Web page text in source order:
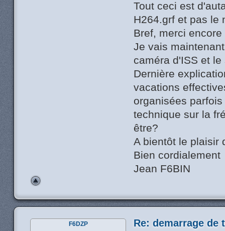
Tout ceci est
H264.grf et pas le
Bref, merci
Je vais
caméra d'ISS et
Dernière
vacations
organisées
technique sur la
être?
A bientôt le plaisir
Bien cordialement
Jean F6BIN
Re: demarrage de
F6DZP